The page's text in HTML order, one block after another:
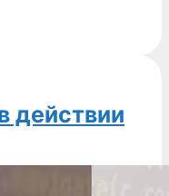
действии